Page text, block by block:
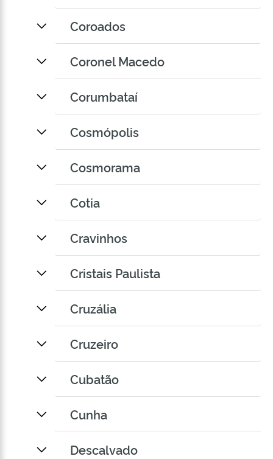
Coroados
Coronel Macedo
Corumbataí
Cosmópolis
Cosmorama
Cotia
Cravinhos
Cristais Paulista
Cruzália
Cruzeiro
Cubatão
Cunha
Descalvado